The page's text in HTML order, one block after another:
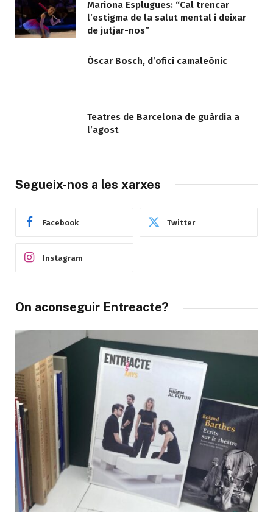
Mariona Esplugues: “Cal trencar
l’estigma de la salut mental i deixar
de jutjar-nos”
Òscar Bosch, d’ofici camaleònic
Teatres de Barcelona de guàrdia a
l’agost
Segueix-nos a les xarxes
Facebook Twitter
Instagram
On aconseguir Entreacte?